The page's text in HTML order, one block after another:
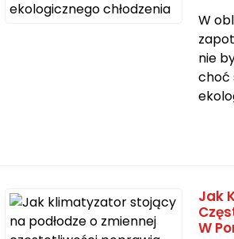
W
nie
choć
Jak
W